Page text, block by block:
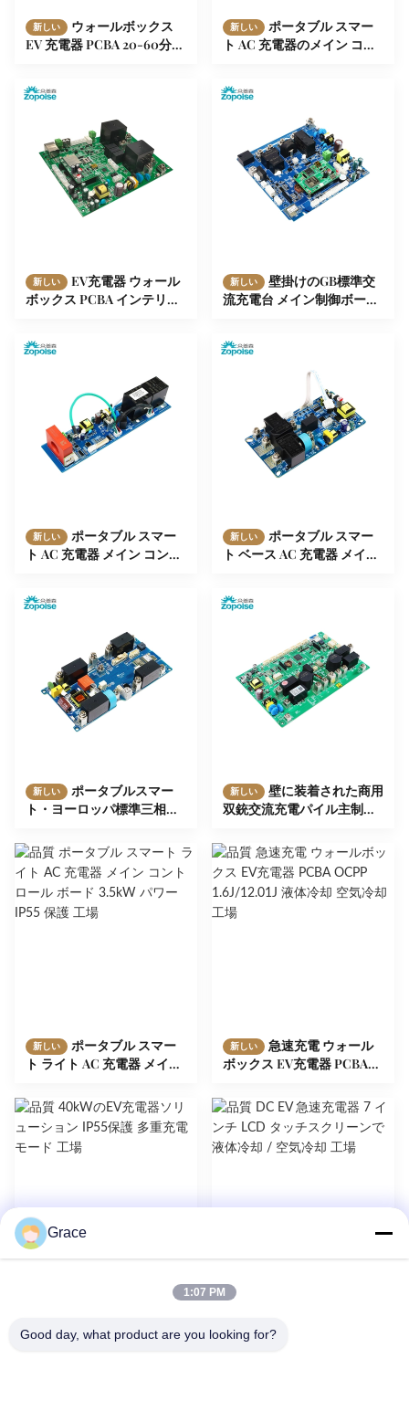
新しい
ウォールボックス
EV 充電器 PCBA 20-60分
新しい
ポータブル スマー
ト AC 充電器のメイン コン
ル充電、複数のインテリジ
ェント検出、4 段階の電流
新しい
EV充電器 ウォール
ボックス PCBA インテリジ
新しい
壁掛けのGB標準交
流充電台 メイン制御ボード
よび保護機能
新しい
ポータブル スマー
ト AC 充電器 メイン コント
ジ/スケジュール充電に対応
新しい
ポータブル スマー
ト ベース AC 充電器 メイン
準設計
新しい
ポータブルスマー
ト・ヨーロッパ標準三相交
16A/32A出力電流,プラグ&
チャージ/スケジュール式充
電,スマートエネルギーメー
ター
新しい
壁に装着された商用
双銃交流充電パイル主制御
電源14kW,OCPP 1.6プロト
コルサポート.
新しい
ポータブル スマー
ト ライト AC 充電器 メイン
パワー IP55 保護
新しい
急速充電 ウォール
ボックス EV充電器 PCBA
空気冷却
40kWのEV充電器ソ
充電モード
新しい
ンで液体冷却 / 空気冷却
Grace
1:07 PM
Good day, what product are you looking for?